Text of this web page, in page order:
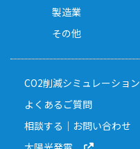
製造業
その他
CO2削減シミュレーション
よくあるご質問
相談する｜お問い合わせ